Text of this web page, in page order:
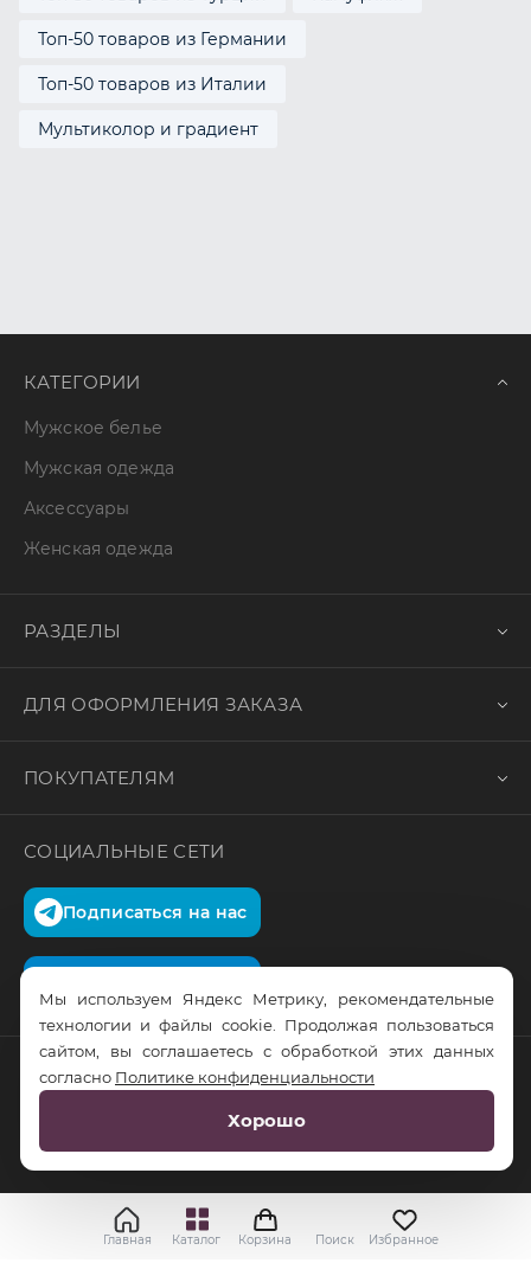
Топ-50 товаров из Германии
Топ-50 товаров из Италии
Мультиколор и градиент
КАТЕГОРИИ
Мужское белье
Мужская одежда
Аксессуары
Женская одежда
РАЗДЕЛЫ
ДЛЯ ОФОРМЛЕНИЯ ЗАКАЗА
ПОКУПАТЕЛЯМ
СОЦИАЛЬНЫЕ СЕТИ
Подписаться на нас
© RusTrus. 2011-2026. Все права защищены
RS Digital
Главная Каталог Корзина Поиск Избранное
Мы используем Яндекс Метрику, рекомендательные
технологии и файлы cookie. Продолжая пользоваться
сайтом, вы соглашаетесь с обработкой этих данных
согласно Политике конфиденциальности
Хорошо